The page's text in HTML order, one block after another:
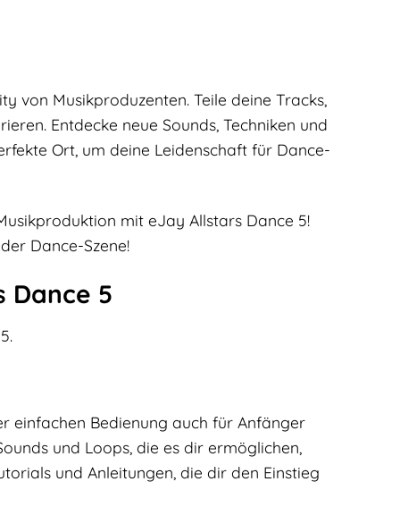
von Musikproduzenten. Teile deine Tracks,
Entdecke neue Sounds, Techniken und
Ort, um deine Leidenschaft für Dance-
mit eJay Allstars Dance 5!
Dance-Szene!
Dance 5
einfachen Bedienung auch für Anfänger
und Loops, die es dir ermöglichen,
und Anleitungen, die dir den Einstieg